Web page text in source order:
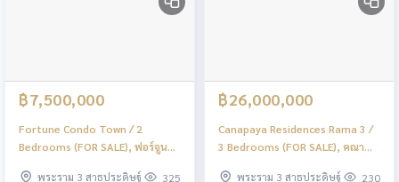
฿7,500,000
Fortune Condo Town / 2
Bedrooms (FOR SALE), ฟอร์จูน
พระราม 3 สาธุประดิษฐ์ 325
฿26,000,000
Canapaya Residences Rama 3 /
3 Bedrooms (FOR SALE), คณา
พระราม 3 สาธุประดิษฐ์ 230